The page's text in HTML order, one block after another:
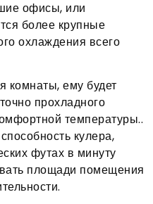
офисы, или
более крупные
охлаждения всего
комнаты, ему будет
прохладного
температуры..
кулера,
футах в минуту
площади помещения